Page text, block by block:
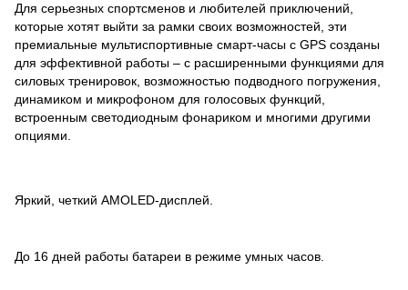
Для серьезных спортсменов и любителей приключений,
которые хотят выйти за рамки своих возможностей, эти
премиальные мультиспортивные смарт-часы с GPS созданы
для эффективной работы – с расширенными функциями для
силовых тренировок, возможностью подводного погружения,
динамиком и микрофоном для голосовых функций,
встроенным светодиодным фонариком и многими другими
опциями.
Яркий, четкий AMOLED-дисплей.
До 16 дней работы батареи в режиме умных часов.